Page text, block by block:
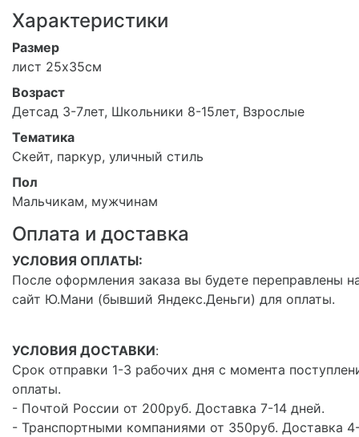
Характеристики
Размер
лист 25х35см
Возраст
Детсад 3-7лет, Школьники 8-15лет, Взрослые
Тематика
Скейт, паркур, уличный стиль
Пол
Мальчикам, мужчинам
Оплата и доставка
УСЛОВИЯ ОПЛАТЫ:
После оформления заказа вы будете переправлены
сайт Ю.Мани (бывший Яндекс.Деньги) для оплаты.
УСЛОВИЯ ДОСТАВКИ:
Срок отправки 1-3 рабочих дня с момента
оплаты.
- Почтой России от 200руб. Доставка 7-14 дней.
- Транспортными компаниями от 350руб. Доставка